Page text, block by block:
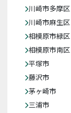
川崎市多摩区
川崎市麻生区
相模原市緑区
相模原市南区
平塚市
藤沢市
茅ヶ崎市
三浦市